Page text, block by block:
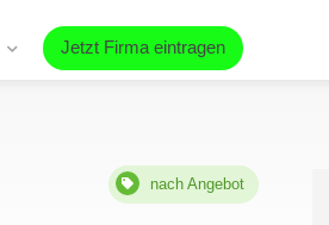
Jetzt Firma eintragen
nach Angebot